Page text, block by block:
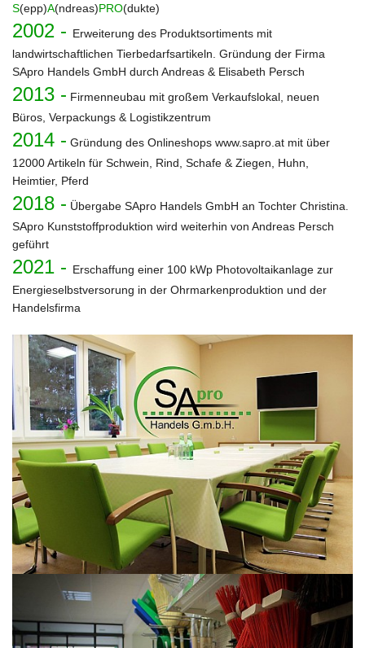
S(epp)A(ndreas)PRO(dukte)
2002 - Erweiterung des Produktsortiments mit
landwirtschaftlichen Tierbedarfsartikeln. Gründung der Firma
SApro Handels GmbH durch Andreas & Elisabeth Persch
2013 - Firmenneubau mit großem Verkaufslokal, neuen
Büros, Verpackungs & Logistikzentrum
2014 - Gründung des Onlineshops www.sapro.at mit über
12000 Artikeln für Schwein, Rind, Schafe & Ziegen, Huhn,
Heimtier, Pferd
2018 - Übergabe SApro Handels GmbH an Tochter Christina
SApro Kunststoffproduktion wird weiterhin von Andreas Persch
geführt
2021 - Erschaffung einer 100 kWp Photovoltaikanlage zur
Energieselbstversorung in der Ohrmarkenproduktion und der
Handelsfirma